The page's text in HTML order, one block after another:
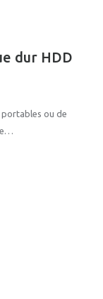
dur HDD
portables ou de